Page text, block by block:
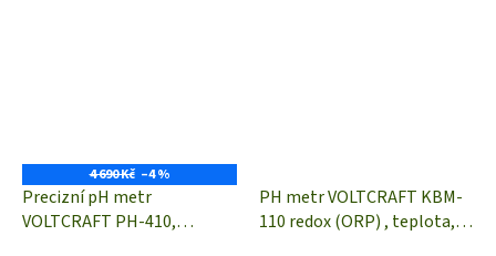
4 690 Kč –4 %
Precizní pH metr
VOLTCRAFT PH-410,
PH metr VOLTCRAFT KBM-
110 redox (ORP) , teplota,